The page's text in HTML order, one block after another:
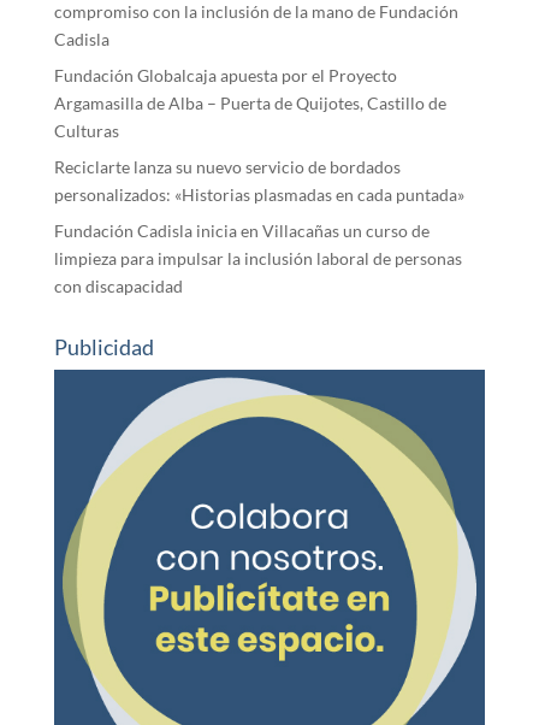
compromiso con la inclusión de la mano de Fundación
Cadisla
Fundación Globalcaja apuesta por el Proyecto
Argamasilla de Alba – Puerta de Quijotes, Castillo de
Culturas
Reciclarte lanza su nuevo servicio de bordados
personalizados: «Historias plasmadas en cada puntada»
Fundación Cadisla inicia en Villacañas un curso de
limpieza para impulsar la inclusión laboral de personas
con discapacidad
Publicidad